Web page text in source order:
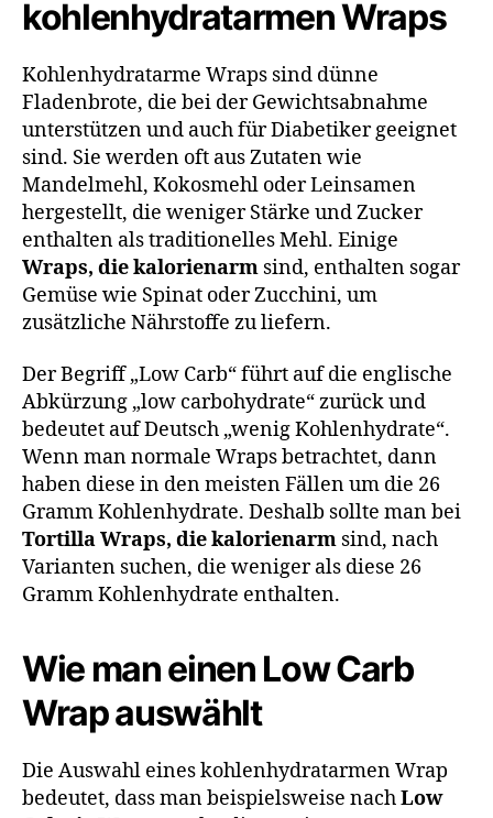
kohlenhydratarmen Wraps
Kohlenhydratarme Wraps sind dünne
Fladenbrote, die bei der Gewichtsabnahme
unterstützen und auch für Diabetiker geeignet
sind. Sie werden oft aus Zutaten wie
Mandelmehl, Kokosmehl oder Leinsamen
hergestellt, die weniger Stärke und Zucker
enthalten als traditionelles Mehl. Einige
Wraps, die kalorienarm sind, enthalten sogar
Gemüse wie Spinat oder Zucchini, um
zusätzliche Nährstoffe zu liefern.
Der Begriff „Low Carb“ führt auf die englische
Abkürzung „low carbohydrate“ zurück und
bedeutet auf Deutsch „wenig Kohlenhydrate“.
Wenn man normale Wraps betrachtet, dann
haben diese in den meisten Fällen um die 26
Gramm Kohlenhydrate. Deshalb sollte man bei
Tortilla Wraps, die kalorienarm sind, nach
Varianten suchen, die weniger als diese 26
Gramm Kohlenhydrate enthalten.
Wie man einen Low Carb
Wrap auswählt
Die Auswahl eines kohlenhydratarmen Wrap
bedeutet, dass man beispielsweise nachLow